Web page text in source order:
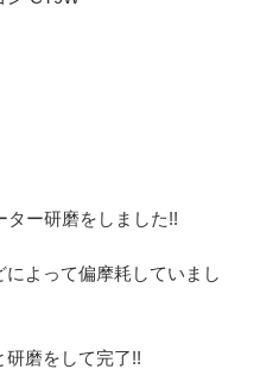
ター研磨をしました!!
よって偏摩耗していまし
研磨をして完了!!